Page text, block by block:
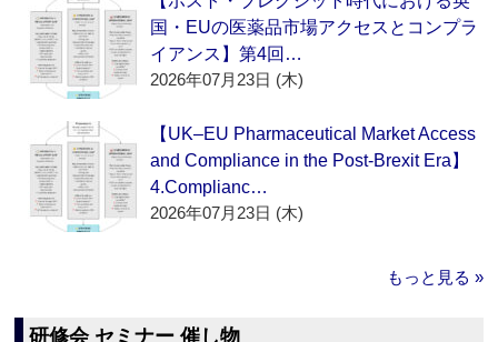
国・EUの医薬品市場アクセスとコンプラ
イアンス】第4回…
2026年07月23日 (木)
【UK–EU Pharmaceutical Market Access
and Compliance in the Post-Brexit Era】
4.Complianc…
2026年07月23日 (木)
もっと見る »
研修会 セミナー 催し物